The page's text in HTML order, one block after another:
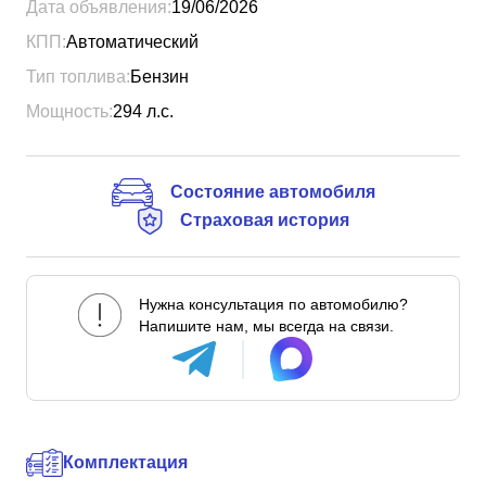
Дата объявления:19/06/2026
КПП:Автоматический
Тип топлива:Бензин
Мощность:294 л.с.
Состояние автомобиля
Страховая история
Нужна консультация по автомобилю?
Напишите нам, мы всегда на связи.
Комплектация